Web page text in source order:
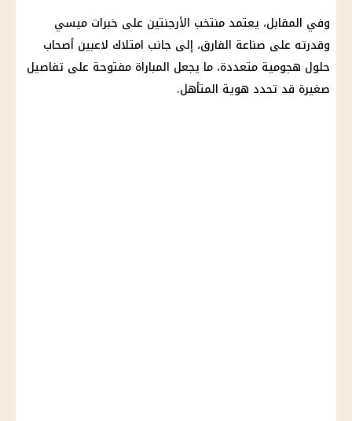
وفي المقابل، يعتمد منتخب الأرجنتين على خبرات ميسي
وقدرته على صناعة الفارق، إلى جانب امتلاك لاعبين أصحاب
حلول هجومية متعددة، ما يجعل المباراة مفتوحة على تفاصيل
صغيرة قد تحدد هوية المتأهل.